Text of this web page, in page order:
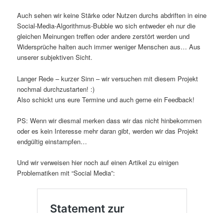
Auch sehen wir keine Stärke oder Nutzen durchs abdriften in eine
Social-Media-Algorithmus-Bubble wo sich entweder eh nur die
gleichen Meinungen treffen oder andere zerstört werden und
Widersprüche halten auch immer weniger Menschen aus… Aus
unserer subjektiven Sicht.
Langer Rede – kurzer Sinn – wir versuchen mit diesem Projekt
nochmal durchzustarten! :)
Also schickt uns eure Termine und auch gerne ein Feedback!
PS: Wenn wir diesmal merken dass wir das nicht hinbekommen
oder es kein Interesse mehr daran gibt, werden wir das Projekt
endgültig einstampfen…
Und wir verweisen hier noch auf einen Artikel zu einigen
Problematiken mit “Social Media”: